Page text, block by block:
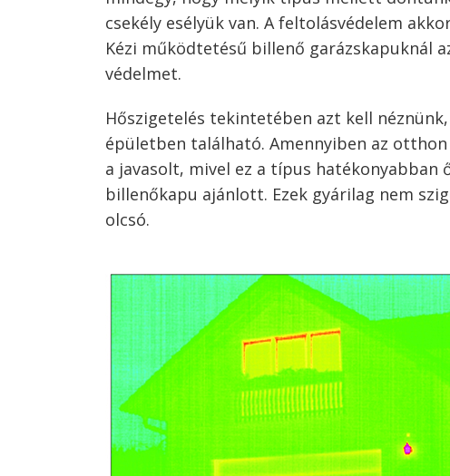
csekély esélyük van. A feltolásvédelem
Kézi működtetésű billenő garázskapuknál
védelmet.
Hőszigetelés tekintetében azt kell
épületben található. Amennyiben az
a javasolt, mivel ez a típus
billenőkapu ajánlott. Ezek gyárilag nem
olcsó.